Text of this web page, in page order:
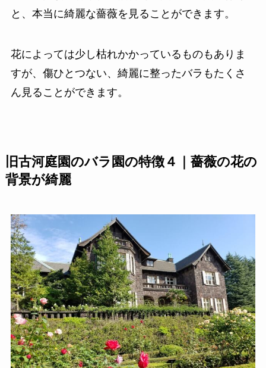
と、本当に綺麗な薔薇を見ることができます。
花によっては少し枯れかかっているものもありま
すが、傷ひとつない、綺麗に整ったバラもたくさ
ん見ることができます。
旧古河庭園のバラ園の特徴４｜薔薇の花の
背景が綺麗